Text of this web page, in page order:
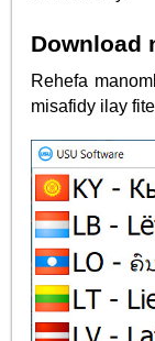
Download
Rehefa
misafidy ilay